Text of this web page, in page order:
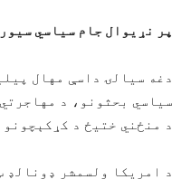
پر نړیوال جام سیاسي
دغه سیالۍ داسې مهال
سیاسي بحثونو، د
د منځني ختیځ د کړکېچونو
د امریکا ولسمشر ډونالډ